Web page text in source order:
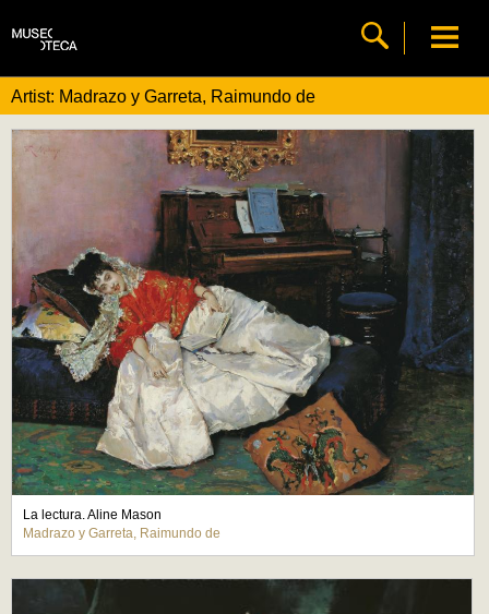
Artist: Madrazo y Garreta, Raimundo de
La lectura. Aline Mason
Madrazo y Garreta, Raimundo de